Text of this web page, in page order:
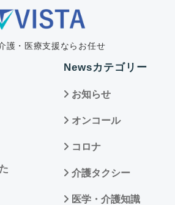
護・医療支援ならお任せ
Newsカテゴリー
お知らせ
オンコール
コロナ
介護タクシー
医学・介護知識